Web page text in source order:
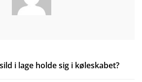
i lage holde sig i køleskabet?